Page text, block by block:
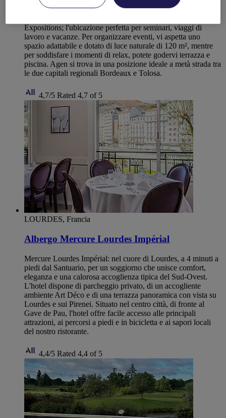
L'hotel Mercure Agen Centre Hotel si trova all'ingresso del
Expositions; l'ubicazione perfetta per seminari, viaggi di
lavoro e vacanze. Per organizzare eventi, vi aspetta uno
spazio adattabile e dotato di luce naturale di 120 m², mentre
per soddisfare i momenti di relax, potete godervi terrazza e
piscina. Agen si trova in una posizione ideale a metà strada tra
le due capitali regionali Bordeaux e Tolosa.
4,7/5 Rated 4,7 of 5
LOURDES, Francia
Albergo Mercure Lourdes Impérial
Mercure Lourdes Impérial: nel cuore di Lourdes, a 4 minuti a
piedi dal Santuario, per un soggiorno che unisce comfort,
eleganza e una calorosa accoglienza tipica del Sud-Ovest.
L'hotel dispone di parcheggio privato, di un accogliente
ambiente Art Déco e di una terrazza panoramica con vista su
Lourdes e sui Pirenei. Situato nel centro città, di fronte al
Gave de Pau, l'hotel offre facile accesso alle principali
attrazioni, ai percorsi a piedi e in bicicletta e ai sapori locali
del nostro ristorante.
4,4/5 Rated 4,4 of 5